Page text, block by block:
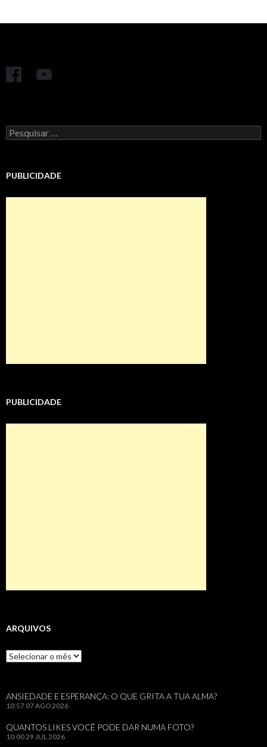
Pesquisar
por:
PUBLICIDADE
PUBLICIDADE
ARQUIVOS
Arquivos
ANSIEDADE E ESPERANÇA: O QUE GRITA A TUA ALMA?
10:57 07 AGO 2026
QUANTOS LIKES VOCÊ PODE DAR NUMA FOTO?
10:0029 JUL 2026